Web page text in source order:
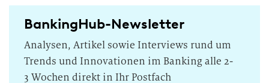
BankingHub-Newsletter
Analysen, Artikel sowie Interviews rund um
Trends und Innovationen im Banking alle 2-
3 Wochen direkt in Ihr Postfach